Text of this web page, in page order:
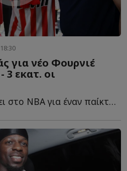
για νέο Φουρνιέ
3 εκατ. οι
Ο Ολυμπιακός ψάχνει στο NBA για έναν παίκτη που θα... κουμπώσει σ...